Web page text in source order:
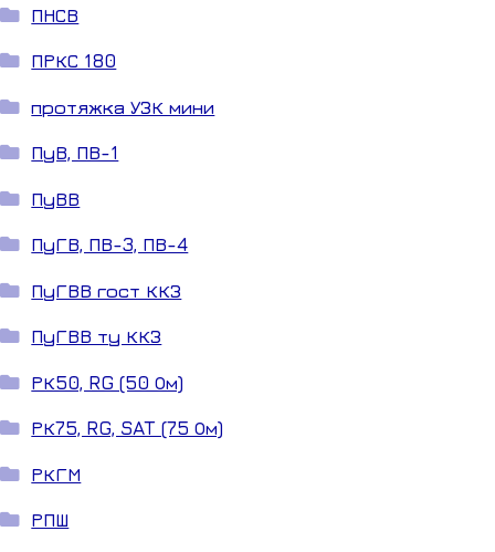
ПНСВ
ПРКС 180
протяжка УЗК мини
ПуВ, ПВ-1
ПуВВ
ПуГВ, ПВ-3, ПВ-4
ПуГВВ гост ККЗ
ПуГВВ ту ККЗ
РК50, RG (50 Ом)
РК75, RG, SAT (75 Ом)
РКГМ
РПШ